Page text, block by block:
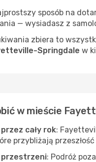
sposób na
— wysiadasz z
zbiera to
Springdale w
w mieście
cały rok:
przybliżają
przestrzeni: Podróż